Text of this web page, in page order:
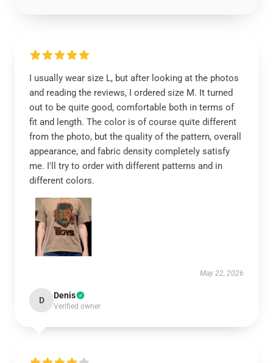
I usually wear size L, but after looking at the photos
and reading the reviews, I ordered size M. It turned
out to be quite good, comfortable both in terms of
fit and length. The color is of course quite different
from the photo, but the quality of the pattern, overall
appearance, and fabric density completely satisfy
me. I'll try to order with different patterns and in
different colors.
May 22, 2026
D Denis
Verified owner